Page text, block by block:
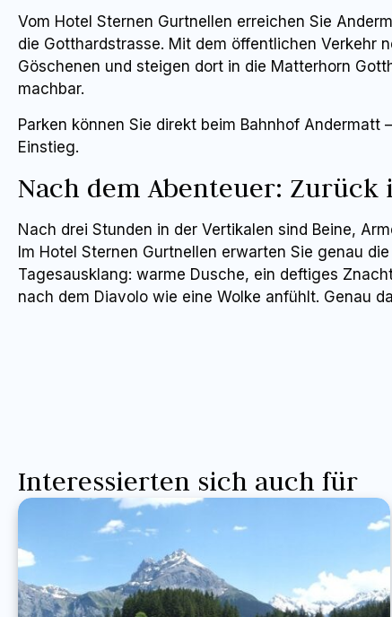
Vom Hotel Sternen Gurtnellen erreichen Sie
die Gotthardstrasse. Mit dem öffentlichen Verkehr
Göschenen und steigen dort in die Matterhorn
machbar.
Parken können Sie direkt beim Bahnhof
Einstieg.
Nach dem Abenteuer: Zurück
Nach drei Stunden in der Vertikalen sind Beine,
Im Hotel Sternen Gurtnellen erwarten Sie genau
Tagesausklang: warme Dusche, ein deftiges
nach dem Diavolo wie eine Wolke anfühlt. Genau
Interessierten sich auch für